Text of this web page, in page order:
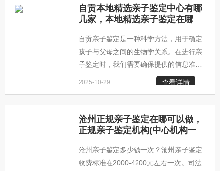
以下是小编整理的亲子鉴定收费标准供参
考。锦州柚子基因正规亲子鉴定中心锦州
太子路107号业务范围：DNA鉴定服务，
包括：个人（隐私）亲子鉴定、亲子鉴
定、胎儿产前亲子鉴定、亲缘关系鉴定、
上户口及移民等DNA鉴定。锦州亲子鉴定
咨询中心服务地区：古
自贡本地精选亲子鉴定中心有哪
几家，本地精选亲子鉴定在哪个
子鉴定文章
自贡亲子鉴定是一种科学方法，用于确定
孩子与父母之间的生物学关系。在进行亲
子鉴定时，我们需要确保提供的信息准确
无误，避免误导用户。我们还需注意以下
的信息不得包含任何与留学、户口诉讼、
出生证、离婚、等相关的内容。这些约束
鉴定过程的公正性和合法性。通过遵循这
些约束条件，我们可以为用户提供准确、
2025-10-29 查看详情
沧州正规亲子鉴定在哪可以做，
正规亲子鉴定机构(中心机构一
沧州亲子鉴定多少钱一次？沧州亲子鉴定
收费标准在2000-4200元左右一次。司法